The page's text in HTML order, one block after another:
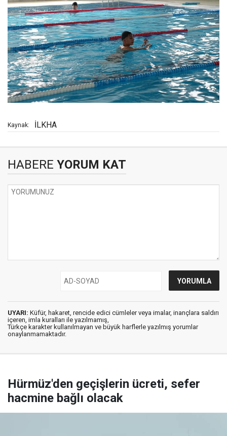
Kaynak: İLKHA
HABERE YORUM KAT
UYARI: Küfür, hakaret, rencide edici cümleler veya imalar, inançlara saldırı
içeren, imla kuralları ile yazılmamış,
Türkçe karakter kullanılmayan ve büyük harflerle yazılmış yorumlar
onaylanmamaktadır.
Hürmüz'den geçişlerin ücreti, sefer
hacmine bağlı olacak